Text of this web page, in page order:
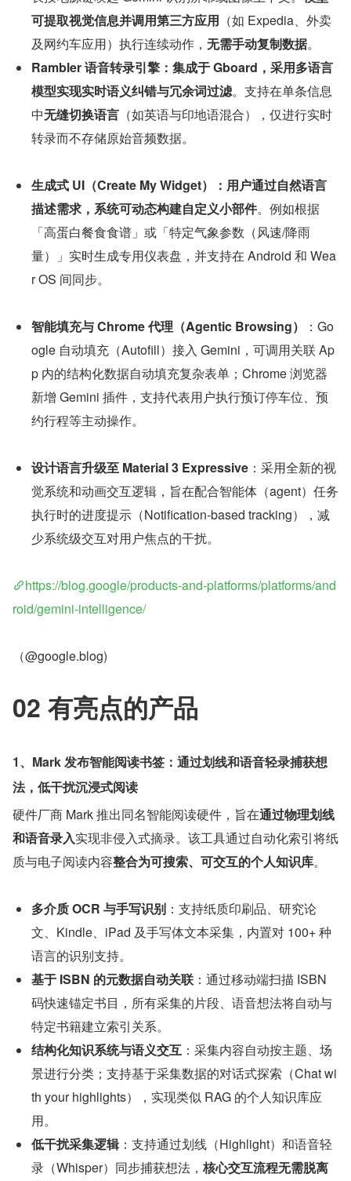
可提取视觉信息并调用第三方应用 （如 Expedia、外卖
及网约车应用）执行连续动作， 无需手动复制数据。
Rambler 语音转录引擎： 集成于 Gboard，采用多语言
模型实现实时语义纠错与冗余词过滤。支持在单条信息
中无缝切换语言 （如英语与印地语混合），仅进行实时
转录而不存储原始音频数据。
生成式 UI（Create My Widget）： 用户通过自然语言
描述需求，系统可动态构建自定义小部件。例如根据
「高蛋白餐食食谱」或「特定气象参数（风速/降雨
量）」实时生成专用仪表盘，并支持在 Android 和 Wea
r OS 间同步。
智能填充与 Chrome 代理（Agentic Browsing）
：Go
ogle 自动填充（Autofill）接入 Gemini，可调用关联 Ap
p 内的结构化数据自动填充复杂表单；Chrome 浏览器
新增 Gemini 插件，支持代表用户执行预订停车位、预
约行程等主动操作。
设计语言升级至 Material 3 Expressive ：采用全新的视
觉系统和动画交互逻辑，旨在配合智能体（agent）任务
执行时的进度提示（Notification-based tracking），减
少系统级交互对用户焦点的干扰。
https://blog.google/products-and-platforms/platforms/and
roid/gemini-intelligence/
（@google.blog)
02 有亮点的产品
1、Mark 发布智能阅读书签：通过划线和语音轻录捕获想
法，低干扰沉浸式阅读
硬件厂商 Mark 推出同名智能阅读硬件，旨在通过物理划线
和语音录入实现非侵入式摘录。该工具通过自动化索引将纸
质与电子阅读内容整合为可搜索、可交互的个人知识库。
多介质 OCR 与手写识别 ：支持纸质印刷品、研究论
文、Kindle、iPad 及手写体文本采集，内置对 100+ 种
语言的识别支持。
基于 ISBN 的元数据自动关联 ：通过移动端扫描 ISBN
码快速锚定书目，所有采集的片段、语音想法将自动与
特定书籍建立索引关系。
结构化知识系统与语义交互 ：采集内容自动按主题、场
景进行分类；支持基于采集数据的对话式探索（Chat wi
th your highlights），实现类似 RAG 的个人知识库应
用。
低干扰采集逻辑：支持通过划线（Highlight）和语音轻
录（Whisper）同步捕获想法， 核心交互流程无需脱离